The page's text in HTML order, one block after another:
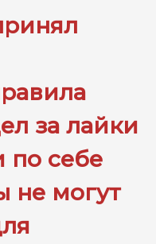
за лайки
по себе
не могут